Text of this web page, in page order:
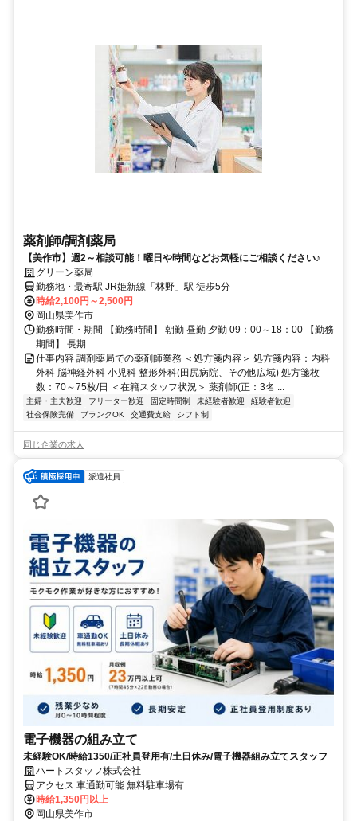
薬剤師/調剤薬局
【美作市】週2～相談可能！曜日や時間などお気軽にご相談ください♪
グリーン薬局
勤務地・最寄駅 JR姫新線「林野」駅 徒歩5分
時給2,100円～2,500円
岡山県美作市
勤務時間・期間 【勤務時間】 朝勤 昼勤 夕勤 09：00～18：00 【勤務
期間】 長期
仕事内容 調剤薬局での薬剤師業務 ＜処方箋内容＞ 処方箋内容：内科
外科 脳神経外科 小児科 整形外科(田尻病院、その他広域) 処方箋枚
数：70～75枚/日 ＜在籍スタッフ状況＞ 薬剤師(正：3名 ...
主婦・主夫歓迎 フリーター歓迎 固定時間制 未経験者歓迎
経験者歓迎
社会保険完備
ブランクOK 交通費支給 シフト制
同じ企業の求人
派遣社員
電子機器の組み立て
未経験OK/時給1350/正社員登用有/土日休み/電子機器組み立てスタッフ
ハートスタッフ株式会社
アクセス 車通勤可能 無料駐車場有
時給1,350円以上
岡山県美作市